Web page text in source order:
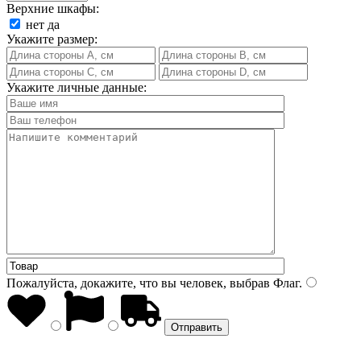
Верхние шкафы:
нет да
Укажите размер:
Укажите личные данные:
Пожалуйста, докажите, что вы человек, выбрав Флаг.